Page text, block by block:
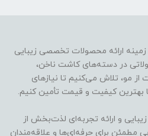
جوکار از سال ۱۳۸۲ در زمینه ارائه محصولات تخصصی زیبایی
در دسته‌های کاشت ناخن،
از مو، تلاش می‌کنیم تا نیازهای
کیفیت و قیمت تأمین کنیم.
و ارائه تجربه‌ای لذت‌بخش از
مطمئن برای حرفه‌ای‌ها و علاقه‌مندان